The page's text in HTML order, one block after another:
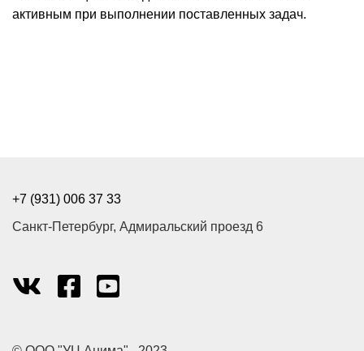
активным при выполнении поставленных задач.
+7 (931) 006 37 33
Санкт-Петербург, Адмиральский проезд 6
vk
facebook-
official
youtube